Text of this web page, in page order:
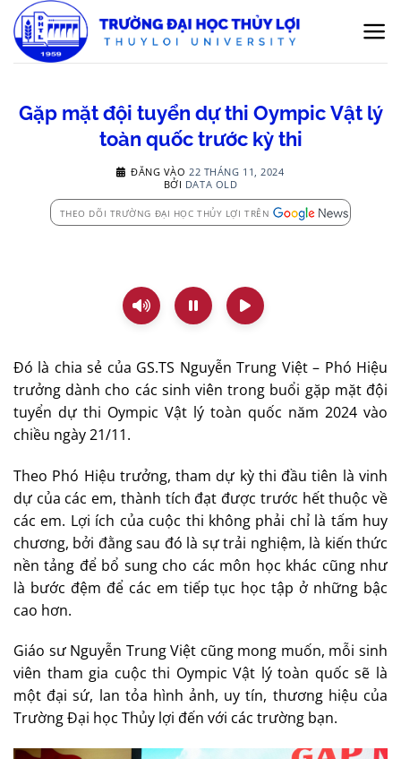
qua
nội
Gặp mặt đội tuyển dự thi Oympic Vật lý
toàn quốc trước kỳ thi
ĐĂNG VÀO 22 THÁNG 11, 2024
BỞI DATA OLD
THEO DÕI TRƯỜNG ĐẠI HỌC THỦY LỢI TRÊN
Đó là chia sẻ của GS.TS Nguyễn Trung Việt – Phó Hiệu
trưởng dành cho các sinh viên trong buổi gặp mặt đội
tuyển dự thi Oympic Vật lý toàn quốc năm 2024 vào
chiều ngày 21/11.
Theo Phó Hiệu trưởng, tham dự kỳ thi đầu tiên là vinh
dự của các em, thành tích đạt được trước hết thuộc về
các em. Lợi ích của cuộc thi không phải chỉ là tấm huy
chương, bởi đằng sau đó là sự trải nghiệm, là kiến thức
nền tảng để bổ sung cho các môn học khác cũng như
là bước đệm để các em tiếp tục học tập ở những bậc
cao hơn.
Giáo sư Nguyễn Trung Việt cũng mong muốn, mỗi sinh
viên tham gia cuộc thi Oympic Vật lý toàn quốc sẽ là
một đại sứ, lan tỏa hình ảnh, uy tín, thương hiệu của
Trường Đại học Thủy lợi đến với các trường bạn.